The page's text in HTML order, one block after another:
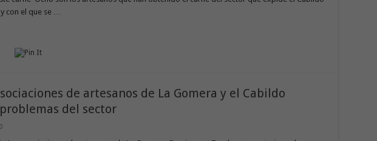
con el que se …
de artesanos de La Gomera y el Cabildo
del sector